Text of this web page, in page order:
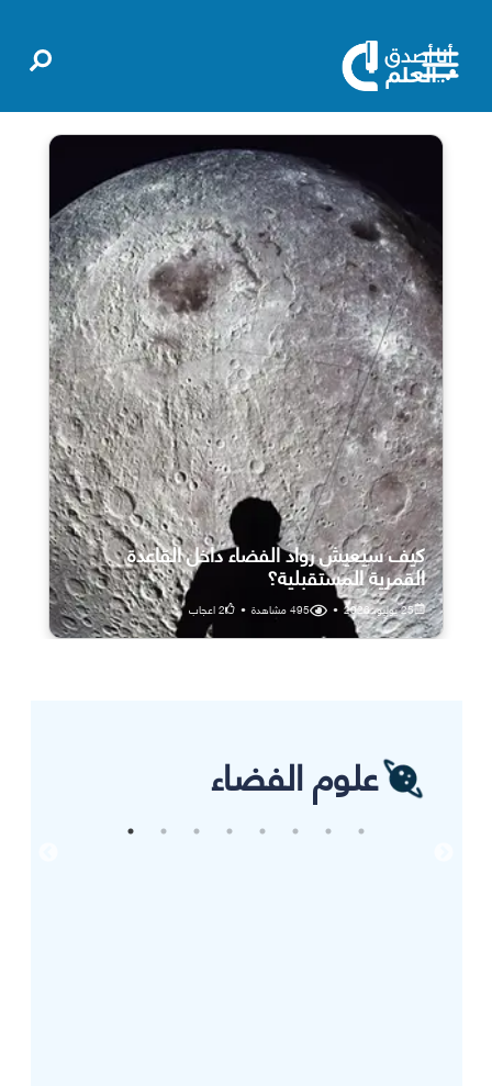
كيف سيعيش رواد الفضاء داخل القاعدة
القمرية المستقبلية؟
25 يوليو، 2026 •
495مشاهدة •
2اعجاب
علوم الفضاء